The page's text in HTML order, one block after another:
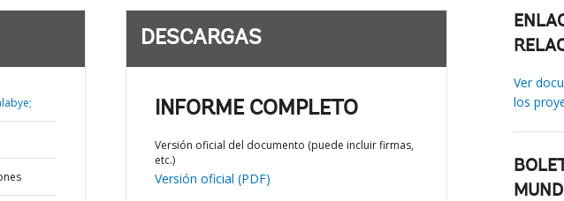
DESCARGAS
INFORME COMPLETO
Versión oficial del documento (puede incluir firmas,
etc.)
Versión oficial (PDF)
Ver
los